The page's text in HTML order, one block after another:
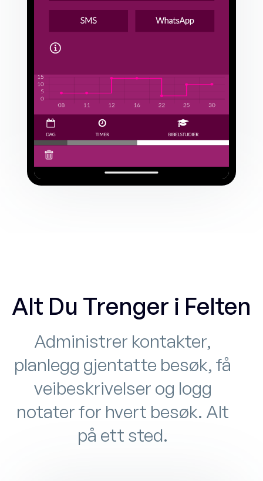
Alt Du Trenger i Felten
Administrer kontakter,
planlegg gjentatte besøk, få
veibeskrivelser og logg
notater for hvert besøk. Alt
på ett sted.